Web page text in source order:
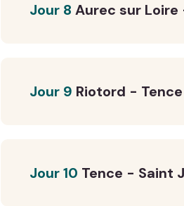
Jour 8 Aurec sur
Jour 9 Riotord -
Jour 10 Tence - Saint